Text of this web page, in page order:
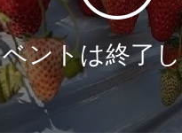
ントは終了
ポットに